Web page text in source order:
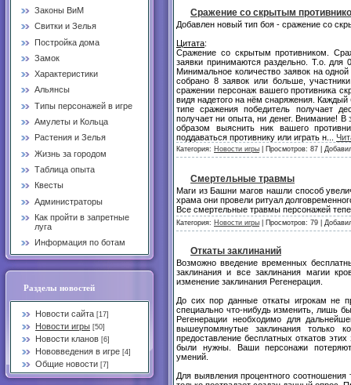
Законы ВиМ
Свитки и Зелья
Постройка дома
Замок
Характеристики
Альянсы
Типы персонажей в игре
Амулеты и Кольца
Растения и Зелья
Жизнь за городом
Таблица опыта
Квесты
Администраторы
Как пройти в запретные
луга
Информация по ботам
Разделы новостей
Новости сайта [17]
Новости игры [50]
Новости кланов [6]
Нововведения в игре [4]
Общие новости [7]
Сражение со скрытым
Добавлен новый тип боя - сражение со
Цитата:
Сражение со скрытым противником.
заявки принимаются раздельно. Т.о.
Минимальное количество заявок на
собрано 8 заявок или больше,
сражении персонаж вашего противника
видя надетого на нём снаряжения.
типе сражения победитель получает
получает ни опыта, ни денег. Внимание! В
образом выяснить ник вашего
поддаваться противнику или играть н
Категория: Новости игры | Просмотров: 87 |
Смертельные травмы
Маги из Башни магов нашли способ
храма они провели ритуал
Все смертельные травмы персонажей
Категория: Новости игры | Просмотров: 79 |
Откаты заклинаний
Возможно введение временных
заклинания и все заклинания магии
изменение заклинания Регенерация.
До сих пор данные откаты игрокам не
специально что-нибудь изменить, лишь
Регенерации необходимо для
вышеупомянутые заклинания только
предоставление бесплатных откатов
были нужны. Ваши персонажи потеряют
умений.
Для выявления процентного